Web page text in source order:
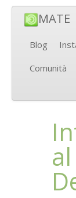
MATE
Blog
Comunità
al